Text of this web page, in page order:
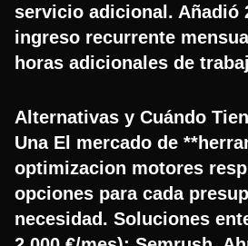
servicio adicional. Añadió
ingreso recurrente
horas adicionales de
Alternativas y Cuándo
Una El mercado de
optimizacion motores
opciones para cada
necesidad. Soluciones